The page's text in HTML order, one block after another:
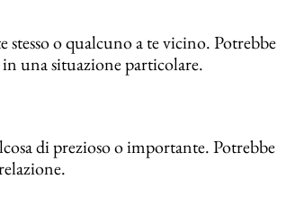
stesso o qualcuno a te vicino. Potrebbe
una situazione particolare.
di prezioso o importante. Potrebbe